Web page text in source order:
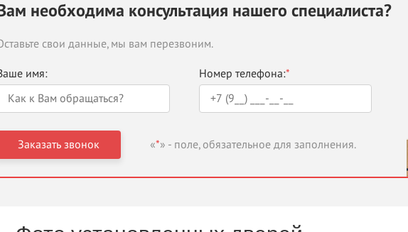
необходима консультация нашего специалиста?
свои данные, мы вам перезвоним.
имя: Номер телефона:*
«*» - поле, обязательное для заполнения.